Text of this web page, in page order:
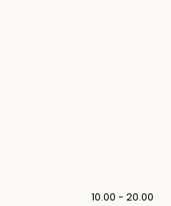
10.00 - 20.00